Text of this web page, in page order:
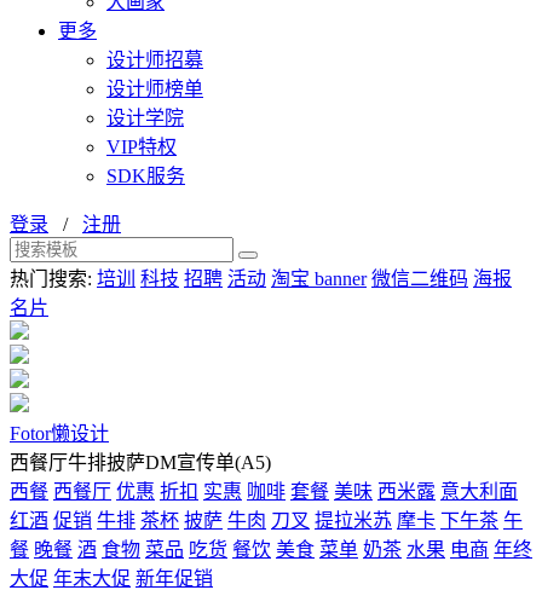
更多
设计师招募
设计师榜单
设计学院
VIP特权
SDK服务
登录 / 注册
热门搜索: 培训 科技 招聘 活动 淘宝 banner 微信二维码 海报
名片
Fotor懒设计
西餐厅牛排披萨DM宣传单(A5)
西餐 西餐厅 优惠 折扣 实惠 咖啡 套餐 美味 西米露 意大利面
红酒 促销 牛排 茶杯 披萨 牛肉 刀叉 提拉米苏 摩卡 下午茶 午
餐 晚餐 酒 食物 菜品 吃货 餐饮 美食 菜单 奶茶 水果 电商 年终
大促 年末大促 新年促销